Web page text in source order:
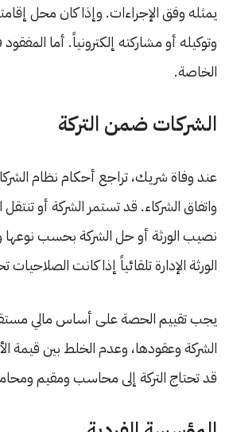
يمثله وفق الإجراءات. وإذا كان محل
وتوكيله أو مشاركته إلكترونياً. أما
الخاصة.
الشركات ضمن التركة
عند وفاة شريك، تراجع أحكام نظام
واتفاق الشركاء. قد تستمر الشركة أو
نصيب الورثة أو حل الشركة بحسب
الورثة الإدارة تلقائياً إذا كانت
يجب تقييم الحصة على أساس مالي
الشركة وعقودها، وعدم الخلط بين قيمة
قد تحتاج التركة إلى محاسب ومقيم